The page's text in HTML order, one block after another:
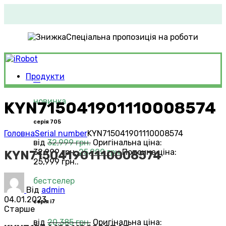
Спеціальна пропозиція на роботи
Продукти
новинка
серія 705
від 32,999грн. Оригінальна ціна:
32,999 грн..25,999грн.Поточна ціна:
25,999 грн..
бестселер
серія i7
від 20,385грн. Оригінальна ціна:
KYN715041901110008574
ГоловнаSerial numberKYN715041901110008574
KYN715041901110008574
Від admin
04.01.2023
Старше